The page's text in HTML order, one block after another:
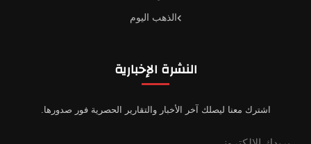
الذهب اليوم
النشرة الإخبارية
اشترك معنا ليصلك آخر الأخبار والتقارير الحصرية فور صدورها.